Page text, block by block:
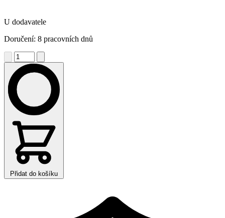
U dodavatele
Doručení: 8 pracovních dnů
Přidat do košíku